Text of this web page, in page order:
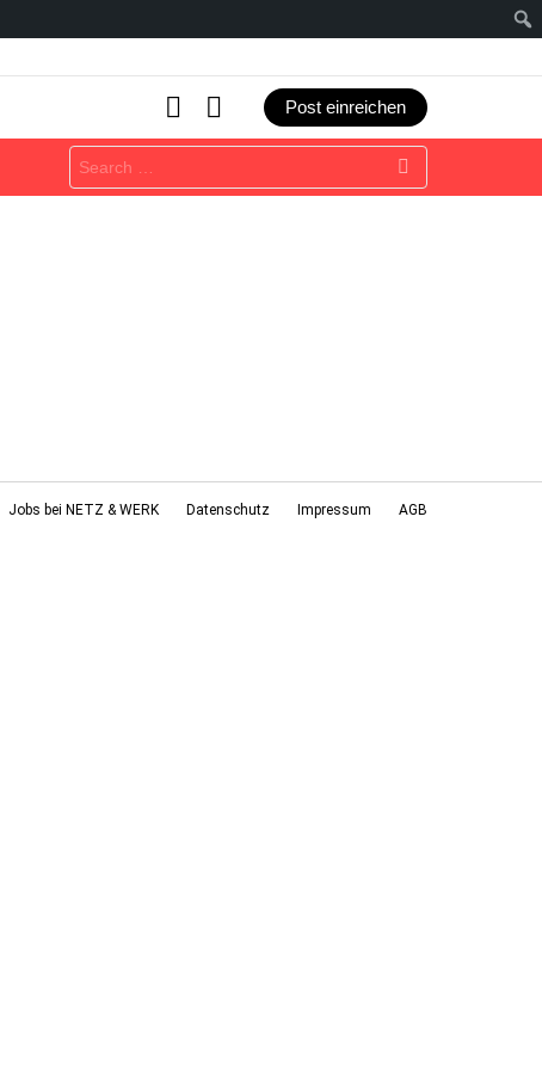
SEARCHLOGIN
Post einreichen
Search
for:
Jobs bei NETZ & WERK Datenschutz Impressum AGB